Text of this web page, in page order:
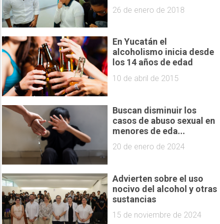
26 de enero de 2018
En Yucatán el
alcoholismo inicia desde
los 14 años de edad
10 de abril de 2015
Buscan disminuir los
casos de abuso sexual en
menores de eda...
20 de enero de 2024
Advierten sobre el uso
nocivo del alcohol y otras
sustancias
15 de noviembre de 2024